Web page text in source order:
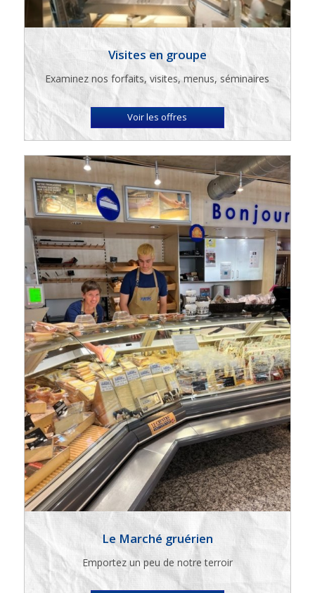
Visites en groupe
Examinez nos forfaits, visites, menus, séminaires
Voir les offres
Le Marché gruérien
Emportez un peu de notre terroir